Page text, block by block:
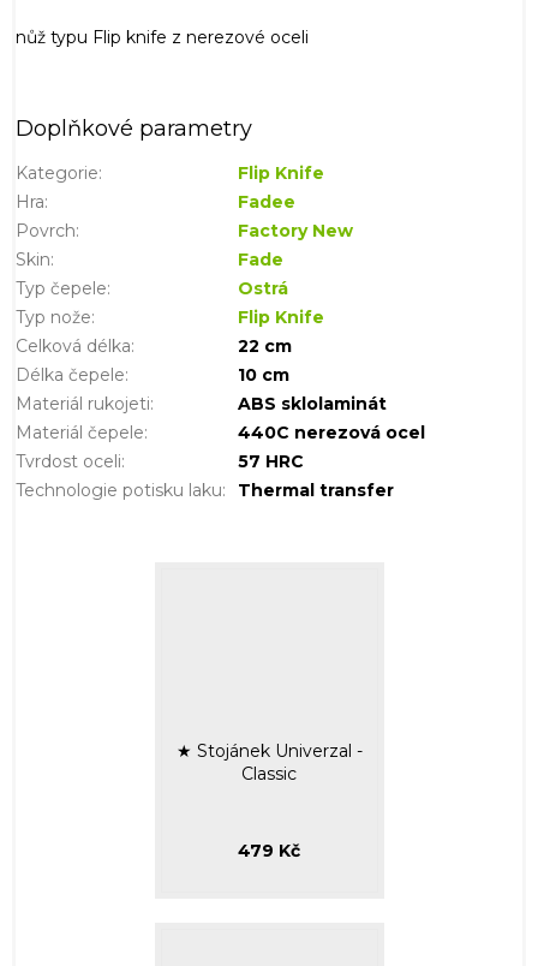
nůž typu Flip knife z nerezové oceli
Doplňkové parametry
Kategorie:
Flip Knife
Hra:
Fadee
Povrch:
Factory New
Skin:
Fade
Typ čepele:
Ostrá
Typ nože:
Flip Knife
Celková délka:
22 cm
Délka čepele:
10 cm
Materiál rukojeti:
ABS sklolaminát
Materiál čepele:
440C nerezová ocel
Tvrdost oceli:
57 HRC
Technologie potisku laku: Thermal transfer
★ Stojánek Univerzal -
Classic
479 Kč